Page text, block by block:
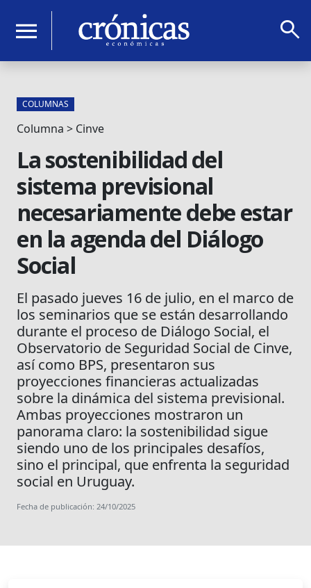
menu search
COLUMNAS
Columna > Cinve
La sostenibilidad del
sistema previsional
necesariamente debe estar
en la agenda del Diálogo
Social
El pasado jueves 16 de julio, en el marco de
los seminarios que se están desarrollando
durante el proceso de Diálogo Social, el
Observatorio de Seguridad Social de Cinve,
así como BPS, presentaron sus
proyecciones financieras actualizadas
sobre la dinámica del sistema previsional.
Ambas proyecciones mostraron un
panorama claro: la sostenibilidad sigue
siendo uno de los principales desafíos,
sino el principal, que enfrenta la seguridad
social en Uruguay.
Fecha de publicación: 24/10/2025